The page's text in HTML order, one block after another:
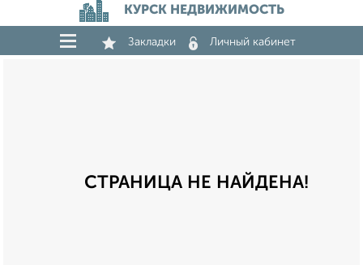
КУРСК НЕДВИЖИМОСТЬ
Закладки Личный кабинет
СТРАНИЦА НЕ НАЙДЕНА!